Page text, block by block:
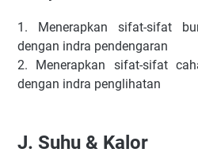
1.
Menerapkan sifat-sifat
dengan indra pendengaran
2.
Menerapkan sifat-sifat
dengan indra penglihatan
J. Suhu & Kalor